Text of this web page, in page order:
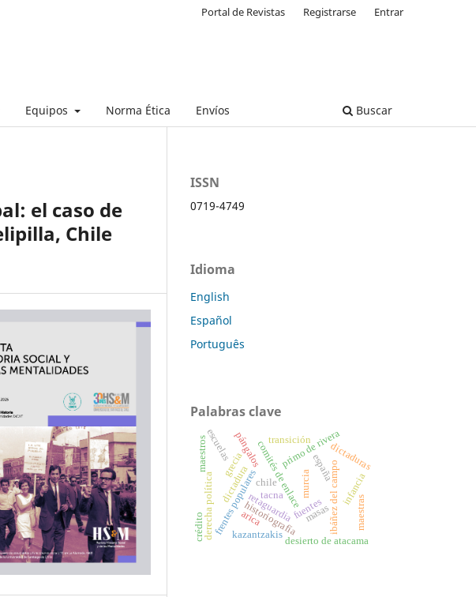
Equipos Norma Ética Envíos Buscar
Portal de Revistas Registrarse Entrar
el caso de
Chile
ISSN
0719-4749
Idioma
English
Español
Português
Palabras clave
frentes popularescomités de enlacemurcia
retaguardia
historiografíafuentes
dictadura españa
primo de rivera
chile ibáñez del campo
dictaduras
pángalos
grecia
kazantzakis
masas
derecha política
transición
crédito
escuelas
desierto de atacama
infancia
maestros
maestras
arica
tacna